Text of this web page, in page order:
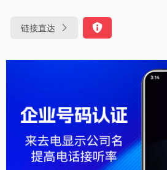
链接直达